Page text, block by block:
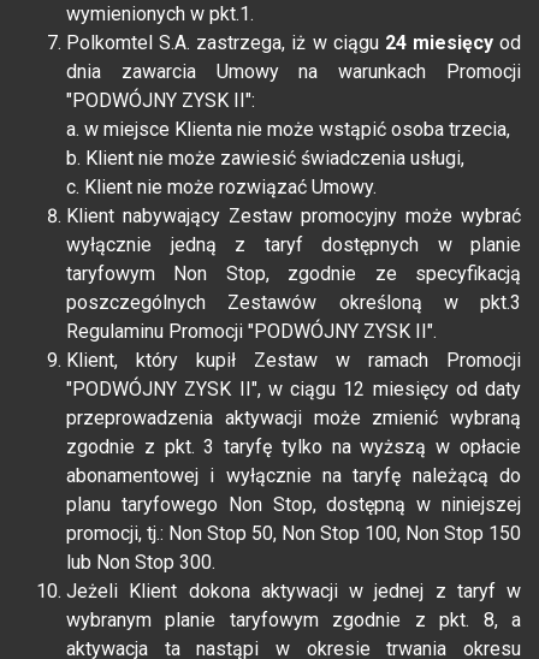
wymienionych w pkt.1.
Polkomtel S.A. zastrzega, iż w ciągu24 miesięcyod
dnia zawarcia Umowy na warunkach Promocji
"PODWÓJNY ZYSK II":
a. w miejsce Klienta nie może wstąpić osoba trzecia,
b. Klient nie może zawiesić świadczenia usługi,
c. Klient nie może rozwiązać Umowy.
Klient nabywający Zestaw promocyjny może wybrać
wyłącznie jedną z taryf dostępnych w planie
taryfowym Non Stop, zgodnie ze specyfikacją
poszczególnych Zestawów określoną w pkt.3
Regulaminu Promocji "PODWÓJNY ZYSK II".
Klient, który kupił Zestaw w ramach Promocji
"PODWÓJNY ZYSK II", w ciągu 12 miesięcy od daty
przeprowadzenia aktywacji może zmienić wybraną
zgodnie z pkt. 3 taryfę tylko na wyższą w opłacie
abonamentowej i wyłącznie na taryfę należącą do
planu taryfowego Non Stop, dostępną w niniejszej
promocji, tj.: Non Stop 50, Non Stop 100, Non Stop 150
lub Non Stop 300.
Jeżeli Klient dokona aktywacji w jednej z taryf w
wybranym planie taryfowym zgodnie z pkt. 8, a
aktywacja ta nastąpi w okresie trwania okresu